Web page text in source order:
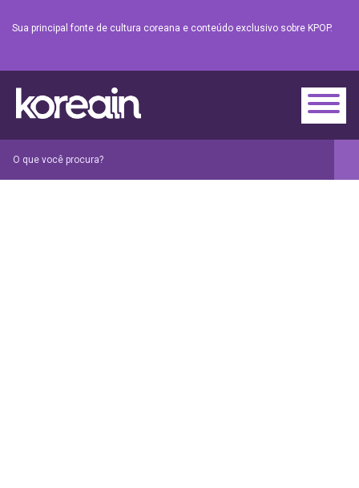
Sua principal fonte de cultura coreana e conteúdo exclusivo sobre KPOP.